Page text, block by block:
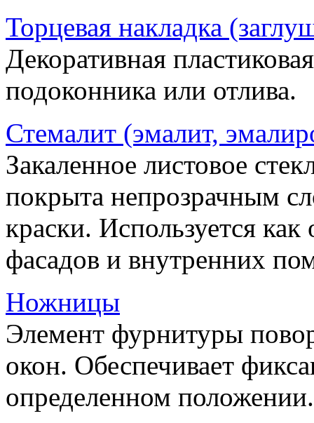
Торцевая накладка
Декоративная
подоконника или отлива.
Стемалит (эмалит,
Закаленное листовое
покрыта непрозрачным
краски. Используется
фасадов и внутренних
Ножницы
Элемент фурнитуры
окон. Обеспечивает
определенном положении.